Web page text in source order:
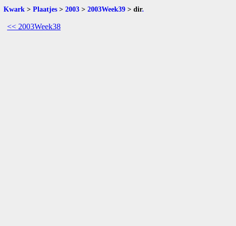
Kwark > Plaatjes > 2003 > 2003Week39 > dir.
<< 2003Week38